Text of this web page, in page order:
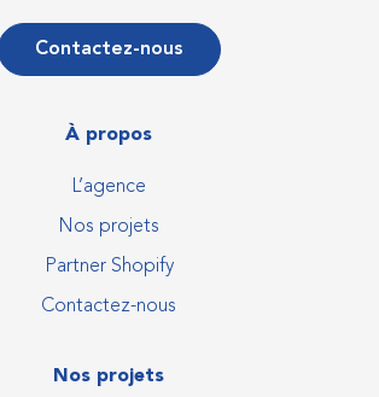
Contactez-nous
À propos
L’agence
Nos projets
Partner Shopify
Contactez-nous
Nos projets